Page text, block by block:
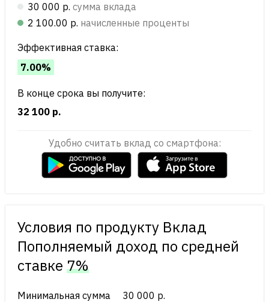
30 000 р. сумма вклада
2 100.00 р. начисленные проценты
Эффективная ставка:
7.00%
В конце срока вы получите:
32 100 р.
Удобно считать вклад со смартфона:
Условия по продукту Вклад
Пополняемый доход по cредней
ставке 7%
Минимальная сумма
30 000 р.